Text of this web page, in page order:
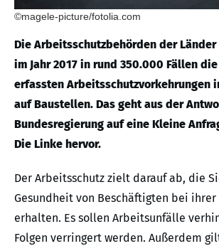
©magele-picture/fotolia.com
Die Arbeitsschutzbehörden der
im Jahr 2017 in rund 350.000 Fällen
erfassten Arbeitsschutzvorkehrungen
auf Baustellen. Das geht aus der
Bundesregierung auf eine Kleine
Die Linke hervor.
Der Arbeitsschutz zielt darauf ab, die
Gesundheit von Beschäftigten bei ihrer
erhalten. Es sollen Arbeitsunfälle
Folgen verringert werden. Außerdem